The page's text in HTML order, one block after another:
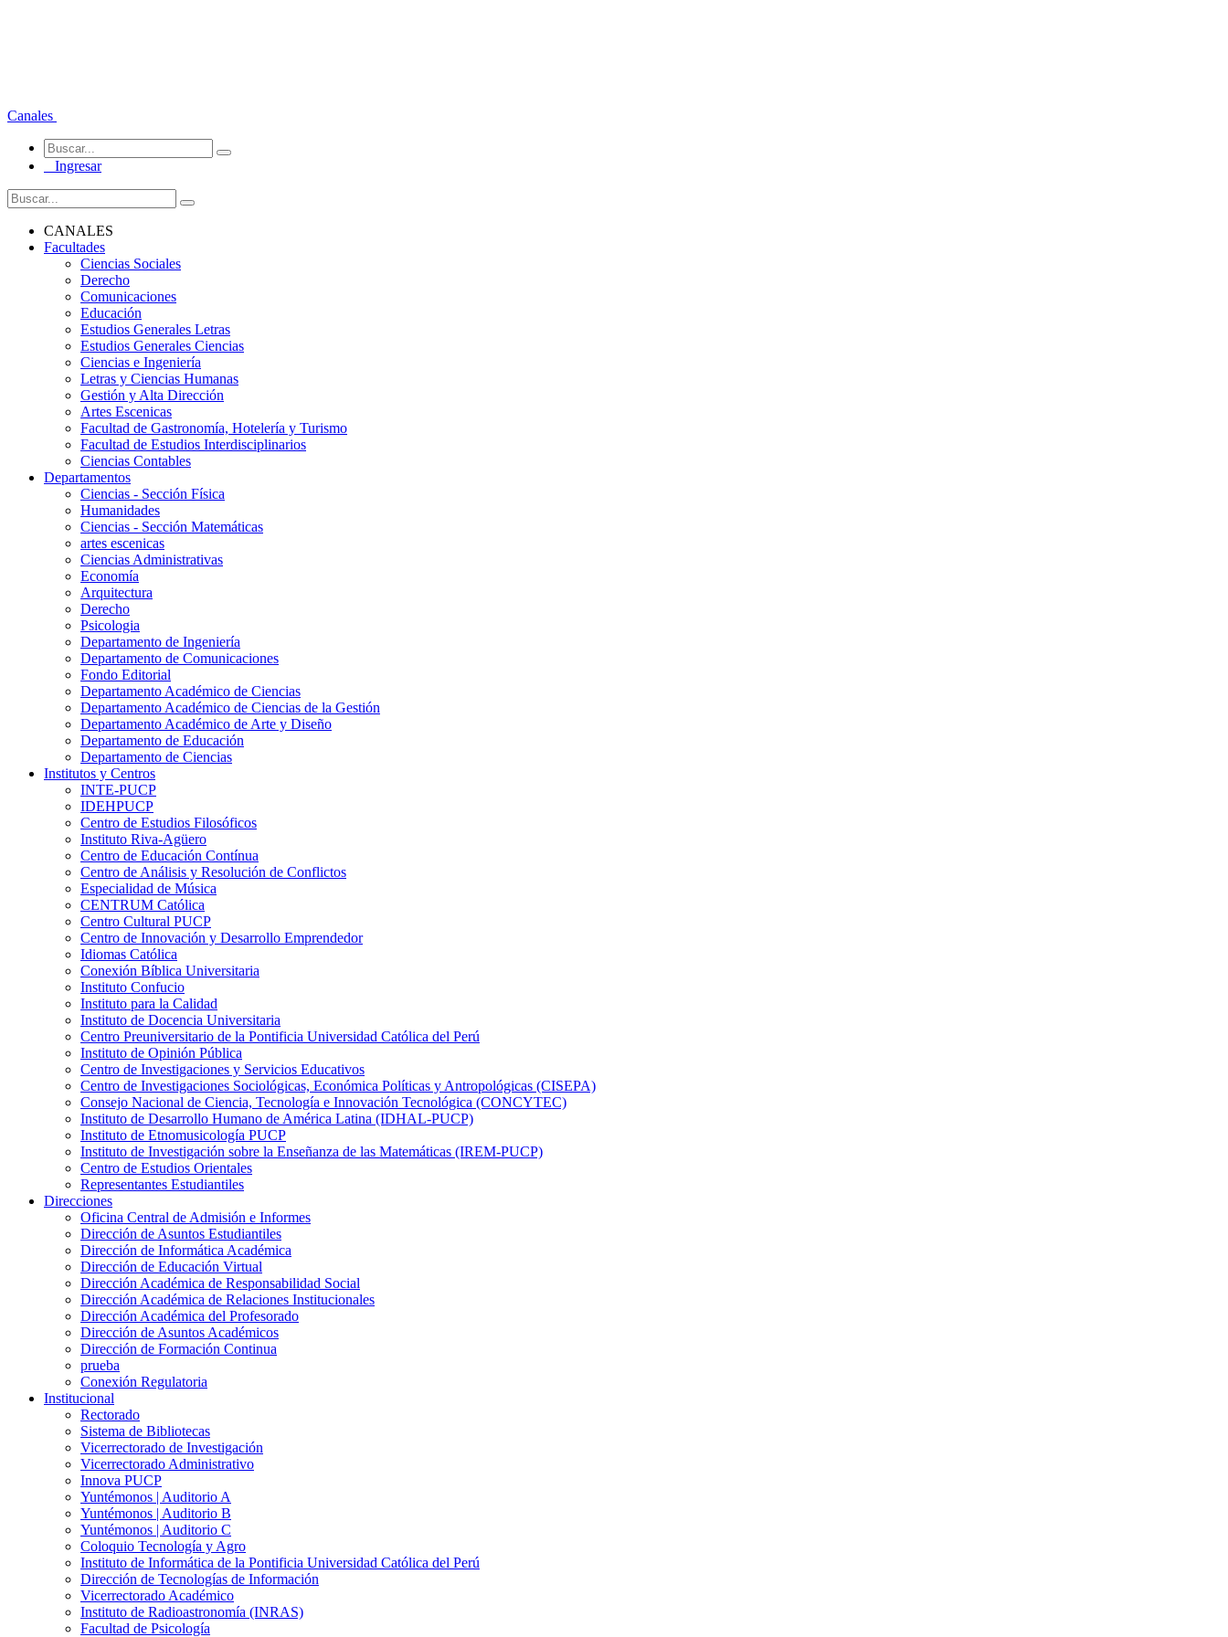
Canales
Ingresar
CANALES
Facultades
Ciencias Sociales
Derecho
Comunicaciones
Educación
Estudios Generales Letras
Estudios Generales Ciencias
Ciencias e Ingeniería
Letras y Ciencias Humanas
Gestión y Alta Dirección
Artes Escenicas
Facultad de Gastronomía, Hotelería y Turismo
Facultad de Estudios Interdisciplinarios
Ciencias Contables
Departamentos
Ciencias - Sección Física
Humanidades
Ciencias - Sección Matemáticas
artes escenicas
Ciencias Administrativas
Economía
Arquitectura
Derecho
Psicologia
Departamento de Ingeniería
Departamento de Comunicaciones
Fondo Editorial
Departamento Académico de Ciencias
Departamento Académico de Ciencias de la Gestión
Departamento Académico de Arte y Diseño
Departamento de Educación
Departamento de Ciencias
Institutos y Centros
INTE-PUCP
IDEHPUCP
Centro de Estudios Filosóficos
Instituto Riva-Agüero
Centro de Educación Contínua
Centro de Análisis y Resolución de Conflictos
Especialidad de Música
CENTRUM Católica
Centro Cultural PUCP
Centro de Innovación y Desarrollo Emprendedor
Idiomas Católica
Conexión Bíblica Universitaria
Instituto Confucio
Instituto para la Calidad
Instituto de Docencia Universitaria
Centro Preuniversitario de la Pontificia Universidad Católica del Perú
Instituto de Opinión Pública
Centro de Investigaciones y Servicios Educativos
Centro de Investigaciones Sociológicas, Económica Políticas y Antropológicas (CISEPA)
Consejo Nacional de Ciencia, Tecnología e Innovación Tecnológica (CONCYTEC)
Instituto de Desarrollo Humano de América Latina (IDHAL-PUCP)
Instituto de Etnomusicología PUCP
Instituto de Investigación sobre la Enseñanza de las Matemáticas (IREM-PUCP)
Centro de Estudios Orientales
Representantes Estudiantiles
Direcciones
Oficina Central de Admisión e Informes
Dirección de Asuntos Estudiantiles
Dirección de Informática Académica
Dirección de Educación Virtual
Dirección Académica de Responsabilidad Social
Dirección Académica de Relaciones Institucionales
Dirección Académica del Profesorado
Dirección de Asuntos Académicos
Dirección de Formación Continua
prueba
Conexión Regulatoria
Institucional
Rectorado
Sistema de Bibliotecas
Vicerrectorado de Investigación
Vicerrectorado Administrativo
Innova PUCP
Yuntémonos | Auditorio A
Yuntémonos | Auditorio B
Yuntémonos | Auditorio C
Coloquio Tecnología y Agro
Instituto de Informática de la Pontificia Universidad Católica del Perú
Dirección de Tecnologías de Información
Vicerrectorado Académico
Instituto de Radioastronomía (INRAS)
Facultad de Psicología